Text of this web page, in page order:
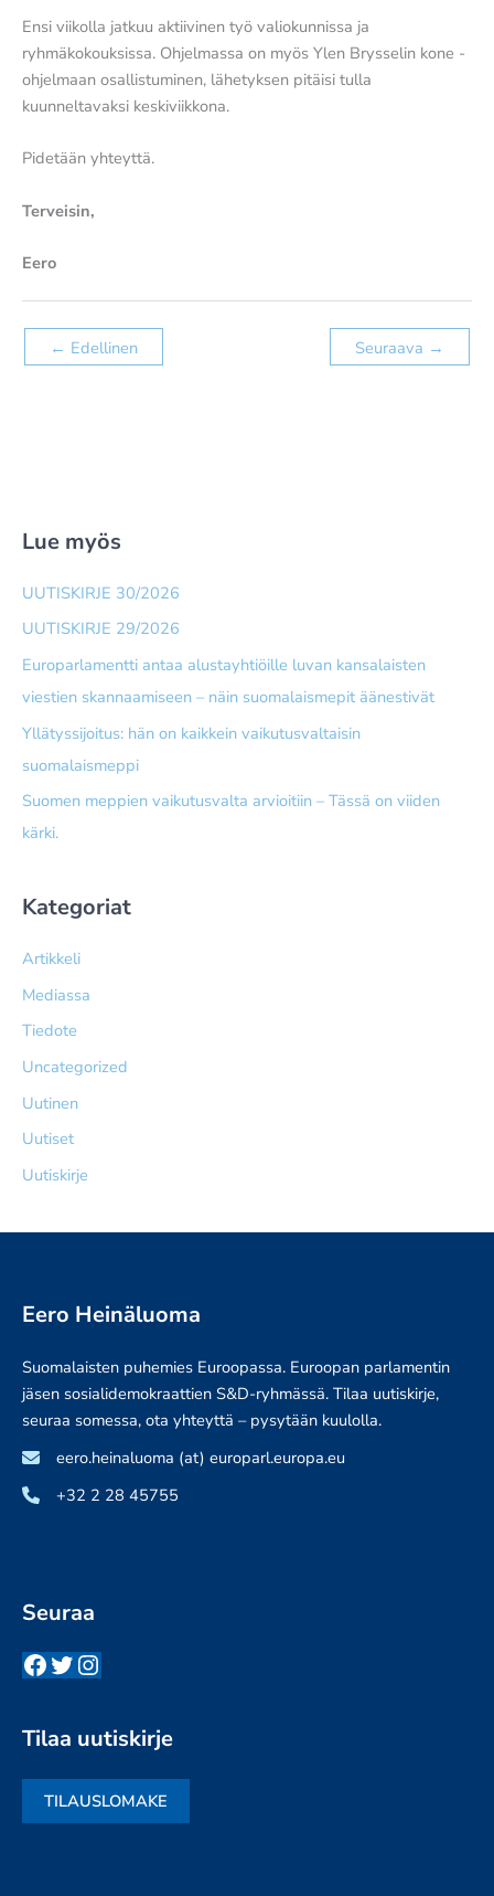
Ensi viikolla jatkuu aktiivinen työ valiokunnissa ja
ryhmäkokouksissa. Ohjelmassa on myös Ylen Brysselin kone -
ohjelmaan osallistuminen, lähetyksen pitäisi tulla
kuunneltavaksi keskiviikkona.
Pidetään yhteyttä.
Terveisin,
Eero
← Edellinen Seuraava →
Lue myös
UUTISKIRJE 30/2026
UUTISKIRJE 29/2026
Europarlamentti antaa alusta­yhtiöille luvan kansalaisten
viestien skannaamiseen – näin suomalais­mepit äänestivät
Yllätyssijoitus: hän on kaikkein vaikutusvaltaisin
suomalaismeppi
Suomen meppien vaikutusvalta arvioitiin – Tässä on viiden
kärki.
Kategoriat
Artikkeli
Mediassa
Tiedote
Uncategorized
Uutinen
Uutiset
Uutiskirje
Eero Heinäluoma
Suomalaisten puhemies Euroopassa. Euroopan parlamentin
jäsen sosialidemokraattien S&D-ryhmässä. Tilaa uutiskirje,
seuraa somessa, ota yhteyttä – pysytään kuulolla.
eero.heinaluoma (at) europarl.europa.eu
+32 2 28 45755
Seuraa
Facebook
Twitter
Instagram
Tilaa uutiskirje
TILAUSLOMAKE